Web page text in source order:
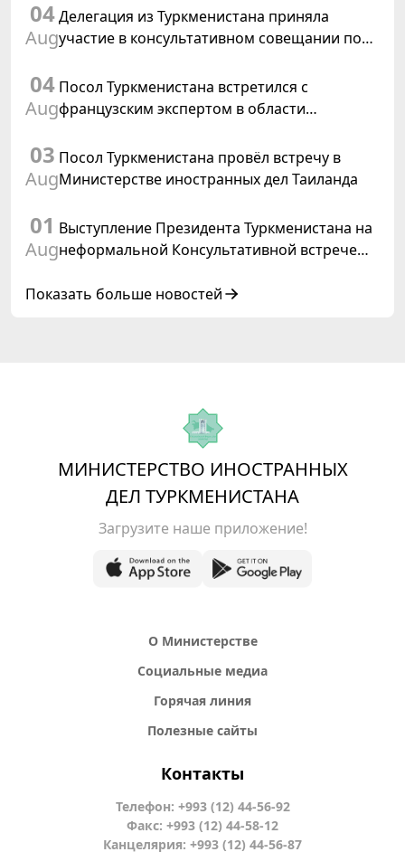
заседания Халк Маслахаты Туркменистана
04
Aug
Делегация из Туркменистана приняла
участие в консультативном совещании по
04
Aug
Посол Туркменистана встретился с
французским экспертом в области
03
Aug
Посол Туркменистана провёл встречу в
Министерстве иностранных дел Таиланда
01
Aug
Выступление Президента Туркменистана на
неформальной Консультативной встрече
Азербайджанской Республики
Показать больше новостей
МИНИСТЕРСТВО ИНОСТРАННЫХ
ДЕЛ ТУРКМЕНИСТАНА
Загрузите наше приложение!
О Министерстве
Социальные медиа
Горячая линия
Полезные сайты
Контакты
Телефон: +993 (12) 44-56-92
Факс: +993 (12) 44-58-12
Канцелярия: +993 (12) 44-56-87